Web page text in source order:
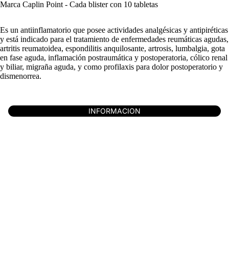
Marca Caplin Point - Cada blister con 10 tabletas
Es un antiinflamatorio que posee actividades anal­gésicas y antipiréticas
y está indicado para el tratamiento de enfermedades reumáticas agudas,
artritis reu­matoidea, es­pon­dilitis anquilosante, artrosis, lumbalgia, gota
en fase aguda, inflamación postraumática y postoperatoria, cólico renal
y biliar, migraña aguda, y como profilaxis para dolor postoperatorio y
disme­norrea.
INFORMACION